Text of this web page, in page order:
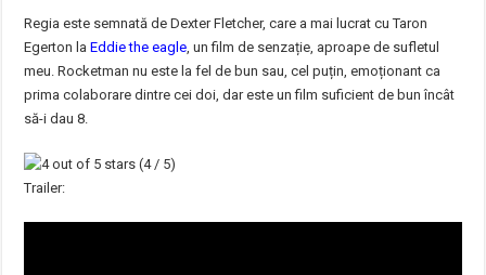
Regia este semnată de Dexter Fletcher, care a mai lucrat cu Taron
Egerton laEddie the eagle, un film de senzație, aproape de sufletul
meu. Rocketman nu este la fel de bun sau, cel puțin, emoționant ca
prima colaborare dintre cei doi, dar este un film suficient de bun încât
să-i dau 8.
(4 / 5)
Trailer: